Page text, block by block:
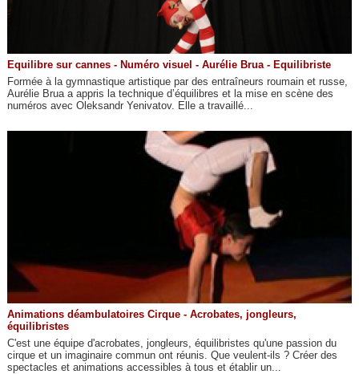
Equilibre sur cannes - Numéro visuel - Aurélie Brua - Equilibriste
Formée à la gymnastique artistique par des entraîneurs roumain et russe,
Aurélie Brua a appris la technique d’équilibres et la mise en scène des
numéros avec Oleksandr Yenivatov. Elle a travaillé...
Animations déambulatoires Cirque - Acrobates, jongleurs,
équilibristes
C'est une équipe d'acrobates, jongleurs, équilibristes qu'une passion du
cirque et un imaginaire commun ont réunis. Que veulent-ils ? Créer des
spectacles et animations accessibles à tous et établir un...